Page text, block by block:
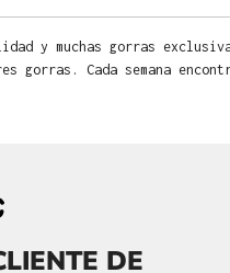
y muchas gorras
gorras. Cada semana
DE